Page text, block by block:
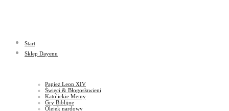
God
Start
Sklep Dayenu
Papież Leon XIV
Święci & Błogosławieni
Katolickie Memy
Gry Biblijne
Olejek nardowy